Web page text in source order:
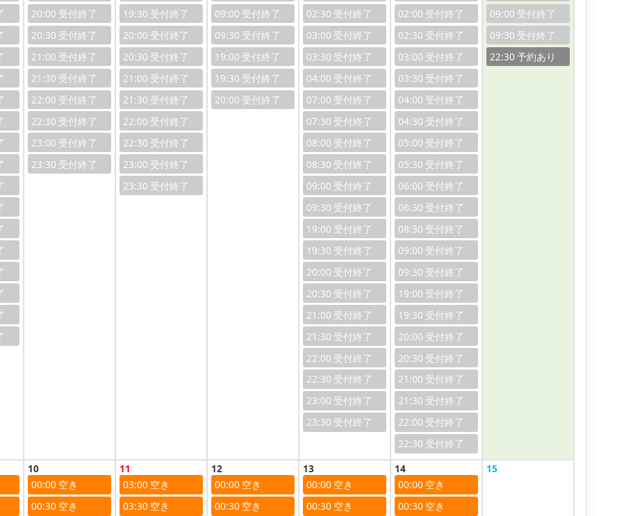
20:00
20:30
21:00
21:30
22:00
22:30
23:00
23:30
19:30
20:00
20:30
21:00
21:30
22:00
22:30
23:00
23:30
09:00
09:30
19:00
19:30
20:00
02:30
03:00
03:30
04:00
07:00
07:30
08:00
08:30
09:00
09:30
19:00
19:30
20:00
20:30
21:00
21:30
22:00
22:30
23:00
23:30
02:00
02:30
03:00
03:30
04:00
04:30
05:00
05:30
06:00
06:30
08:30
09:00
09:30
19:00
19:30
20:00
20:30
21:00
21:30
22:00
22:30
09:00
09:30
22:30
10
00:00
00:30
11
03:00
03:30
12
00:00
00:30
13
00:00
00:30
14
00:00
00:30
15